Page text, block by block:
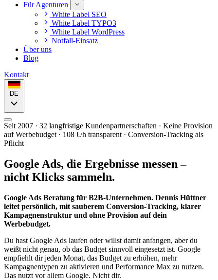
Für Agenturen
White Label SEO
White Label TYPO3
White Label WordPress
Notfall-Einsatz
Über uns
Blog
Kontakt
DE
Seit 2007 · 32 langfristige Kundenpartnerschaften · Keine Provision
auf Werbebudget · 108 €/h transparent · Conversion-Tracking als
Pflicht
Google Ads, die Ergebnisse messen –
nicht Klicks sammeln.
Google Ads Beratung für B2B-Unternehmen. Dennis Hüttner
leitet persönlich, mit sauberem Conversion-Tracking, klarer
Kampagnenstruktur und ohne Provision auf dein
Werbebudget.
Du hast Google Ads laufen oder willst damit anfangen, aber du
weißt nicht genau, ob das Budget sinnvoll eingesetzt ist. Google
empfiehlt dir jeden Monat, das Budget zu erhöhen, mehr
Kampagnentypen zu aktivieren und Performance Max zu nutzen.
Das nutzt vor allem Google. Nicht dir.